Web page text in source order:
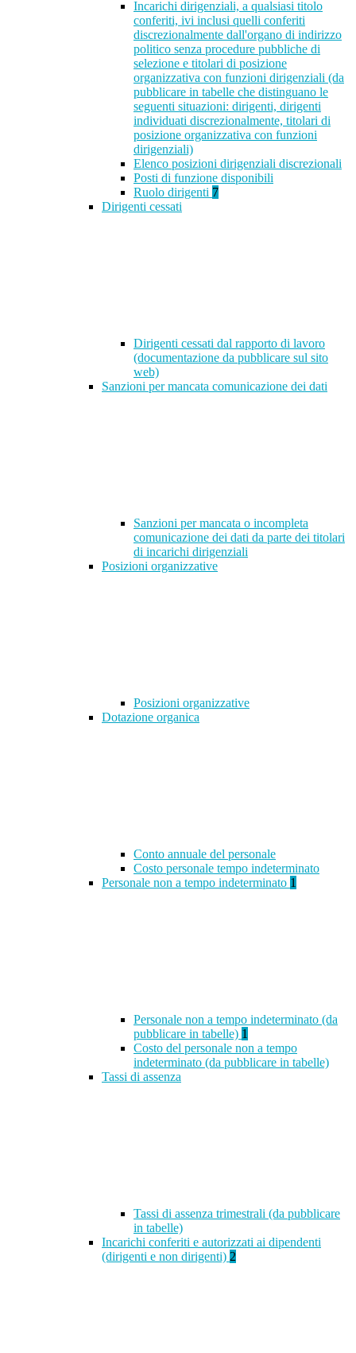
Incarichi dirigenziali, a qualsiasi titolo
conferiti, ivi inclusi quelli conferiti
discrezionalmente dall'organo di indirizzo
politico senza procedure pubbliche di
selezione e titolari di posizione
organizzativa con funzioni dirigenziali (da
pubblicare in tabelle che distinguano le
seguenti situazioni: dirigenti, dirigenti
individuati discrezionalmente, titolari di
posizione organizzativa con funzioni
dirigenziali)
Elenco posizioni dirigenziali discrezionali
Posti di funzione disponibili
Ruolo dirigenti 7
Dirigenti cessati
Dirigenti cessati dal rapporto di lavoro
(documentazione da pubblicare sul sito
web)
Sanzioni per mancata comunicazione dei dati
Sanzioni per mancata o incompleta
comunicazione dei dati da parte dei titolari
di incarichi dirigenziali
Posizioni organizzative
Posizioni organizzative
Dotazione organica
Conto annuale del personale
Costo personale tempo indeterminato
Personale non a tempo indeterminato 1
Personale non a tempo indeterminato (da
pubblicare in tabelle) 1
Costo del personale non a tempo
indeterminato (da pubblicare in tabelle)
Tassi di assenza
Tassi di assenza trimestrali (da pubblicare
in tabelle)
Incarichi conferiti e autorizzati ai dipendenti
(dirigenti e non dirigenti) 2